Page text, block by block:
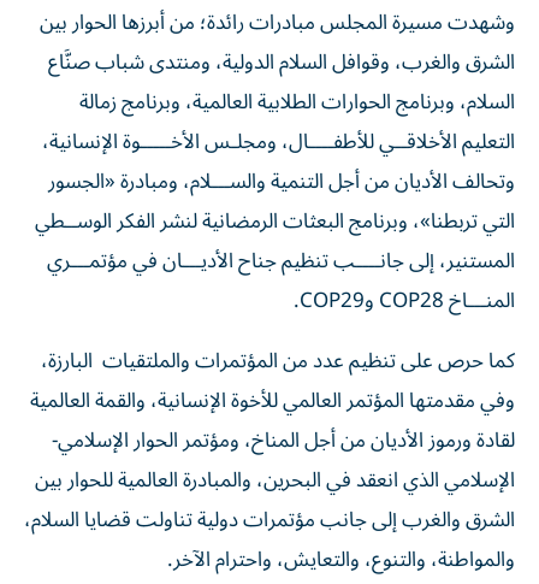
وشهدت مسيرة المجلس مبادرات رائدة؛ من أبرزها الحوار بين
الشرق والغرب، وقوافل السلام الدولية، ومنتدى شباب صنَّاع
السلام، وبرنامج الحوارات الطلابية العالمية، وبرنامج زمالة
التعليم الأخلاقــي للأطفــــال، ومجلـس الأخـــــوة الإنسانية،
وتحالف الأديان من أجل التنمية والســـلام، ومبادرة «الجسور
التي تربطنا»، وبرنامج البعثات الرمضانية لنشر الفكر الوســطي
المستنير، إلى جانــــب تنظيم جناح الأديـــان في مؤتمـــري
المنـــاخ COP28 وCOP29.
كما حرص على تنظيم عدد من المؤتمرات والملتقيات البارزة،
وفي مقدمتها المؤتمر العالمي للأخوة الإنسانية، والقمة العالمية
لقادة ورموز الأديان من أجل المناخ، ومؤتمر الحوار الإسلامي-
الإسلامي الذي انعقد في البحرين، والمبادرة العالمية للحوار بين
الشرق والغرب إلى جانب مؤتمرات دولية تناولت قضايا السلام،
والمواطنة، والتنوع، والتعايش، واحترام الآخر.